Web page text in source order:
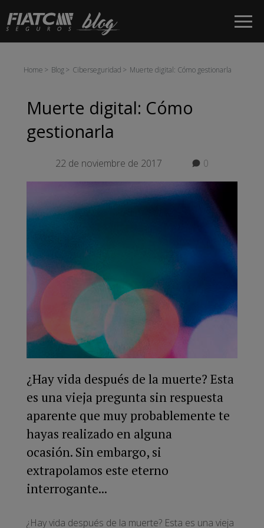
Saltar al contenido principal
Home Blog Ciberseguridad Muerte digital: Cómo gestionarla
Muerte digital: Cómo
gestionarla
22 de noviembre de 2017 0
¿Hay vida después de la muerte? Esta
es una vieja pregunta sin respuesta
aparente que muy probablemente te
hayas realizado en alguna
ocasión. Sin embargo, si
extrapolamos este eterno
interrogante...
¿Hay vida después de la muerte? Esta es una vieja